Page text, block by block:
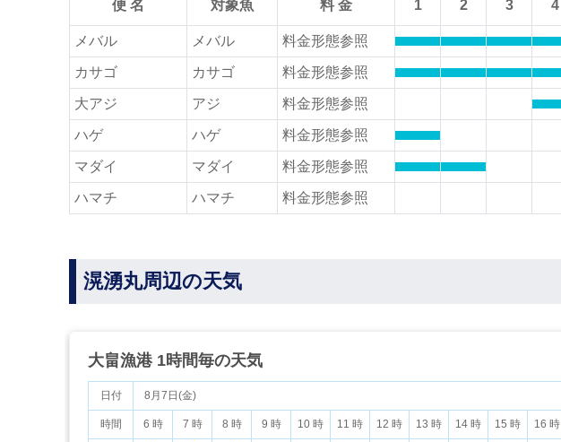
便 名 対象魚 料 金 1 2 3 4
メバル メバル 料金形態参照
カサゴ カサゴ 料金形態参照
大アジ アジ 料金形態参照
ハゲ ハゲ 料金形態参照
マダイ マダイ 料金形態参照
ハマチ ハマチ 料金形態参照
滉湧丸周辺の天気
大畠漁港 1時間毎の天気
日付
時間
8月7日(金)
6 時 7 時 8 時 9 時 10 時 11 時 12 時 13 時 14 時 15 時 16 時